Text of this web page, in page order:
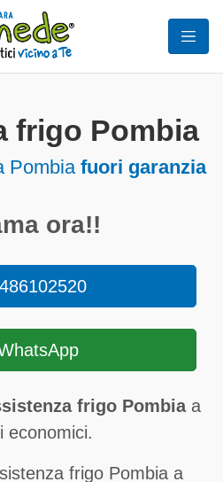
frigo Pombia
Pombia fuori garanzia
ora!!
frigo Pombiaa
economici.
frigo Pombia a